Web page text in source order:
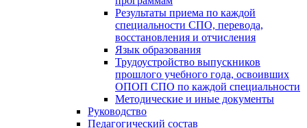
Результаты приема по каждой
специальности СПО, перевода,
восстановления и отчисления
Язык образования
Трудоустройство выпускников
прошлого учебного года, освоивших
ОПОП СПО по каждой специальности
Методические и иные документы
Руководство
Педагогический состав